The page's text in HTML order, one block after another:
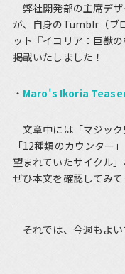
弊社開発部の主席デザ
が、自身のTumblr（ブ
ット『イコリア：巨獣
掲載いたしました！
Maro's Ikoria
文章中には「マジッ
「12種類のカウンター
望まれていたサイクル
ぜひ本文を確認してみて
それでは、今週もよい